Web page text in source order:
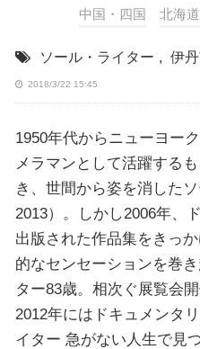
中国・四国 北海
ソール・ライター , 伊
2018/3/22 15:45
1950年代からニューヨー
メラマンとして活躍する
き、世間から姿を消した
2013）。しかし2006年、
出版された作品集をきっ
的なセンセーションを巻
ター83歳。相次ぐ展覧会
2012年にはドキュメンタ
イター 急がない人生で見